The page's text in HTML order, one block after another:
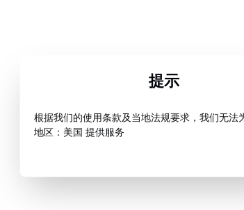
提示
根据我们的使用条款及当地法规要求，我们无法
地区：美国 提供服务